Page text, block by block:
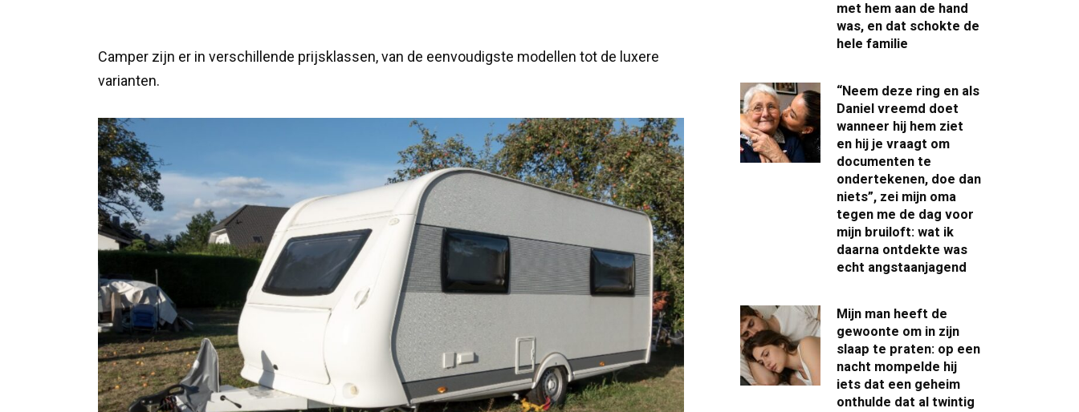
Camper zijn er in verschillende prijsklassen, van de eenvoudigste modellen tot de luxere
varianten.
met hem aan de hand
was, en dat schokte de
hele familie
“Neem deze ring en als
Daniel vreemd doet
wanneer hij hem ziet
en hij je vraagt om
documenten te
ondertekenen, doe dan
niets”, zei mijn oma
tegen me de dag voor
mijn bruiloft: wat ik
daarna ontdekte was
echt angstaanjagend
Mijn man heeft de
gewoonte om in zijn
slaap te praten: op een
nacht mompelde hij
iets dat een geheim
onthulde dat al twintig